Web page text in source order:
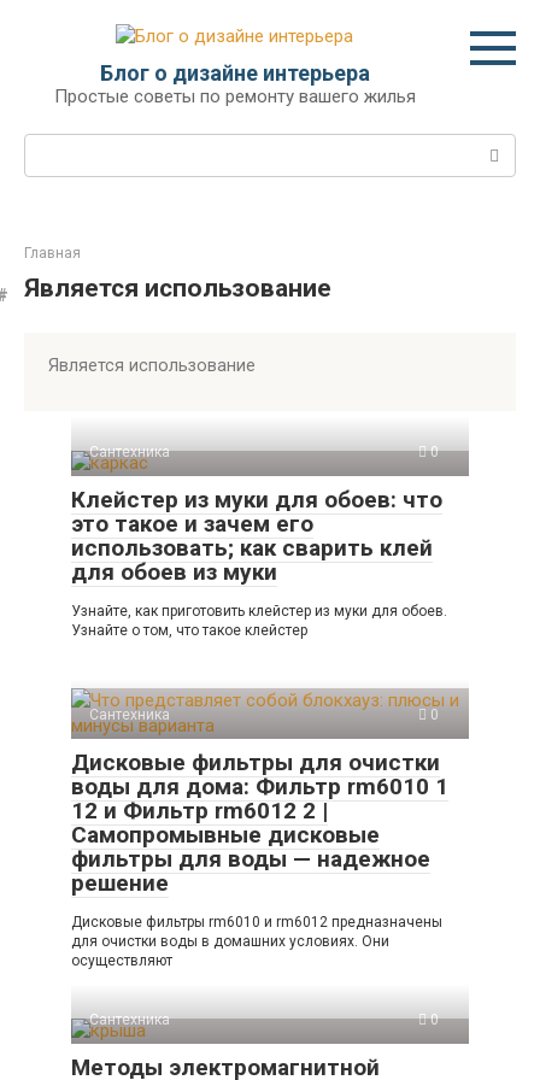
Блог о дизайне интерьера
Простые советы по ремонту вашего жилья
Поиск:
Главная
Является использование
Является использование
Сантехника 0
Клейстер из муки для обоев: что
это такое и зачем его
использовать; как сварить клей
для обоев из муки
Узнайте, как приготовить клейстер из муки для обоев.
Узнайте о том, что такое клейстер
Сантехника 0
Дисковые фильтры для очистки
воды для дома: Фильтр rm6010 1
12 и Фильтр rm6012 2 |
Самопромывные дисковые
фильтры для воды — надежное
решение
Дисковые фильтры rm6010 и rm6012 предназначены
для очистки воды в домашних условиях. Они
осуществляют
Сантехника 0
Методы электромагнитной